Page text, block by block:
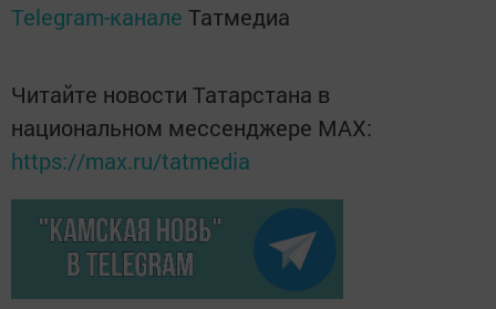
Telegram-канале Татмедиа
Читайте новости Татарстана в
национальном мессенджере MАХ:
https://max.ru/tatmedia